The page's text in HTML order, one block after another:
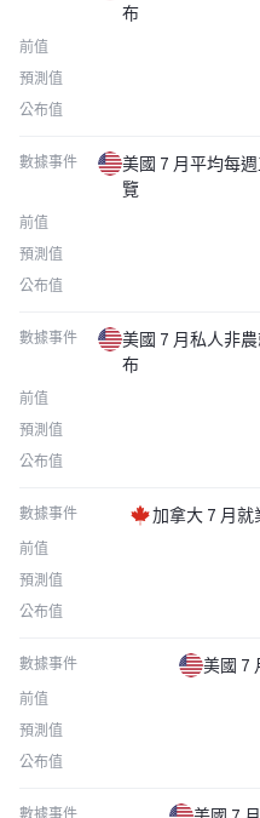
布
前值
預測值
公布值
數據事件
美國 7 月平均每
覽
前值
預測值
公布值
數據事件
美國 7 月私人非
布
前值
預測值
公布值
數據事件 加拿大 7 月
前值
預測值
公布值
數據事件 美國 7
前值
預測值
公布值
數據事件